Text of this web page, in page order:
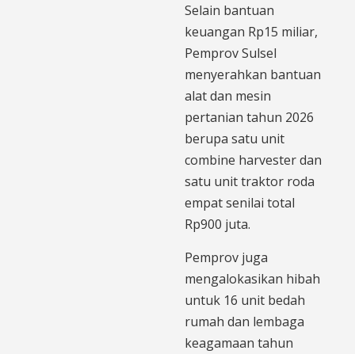
Selain bantuan
keuangan Rp15 miliar,
Pemprov Sulsel
menyerahkan bantuan
alat dan mesin
pertanian tahun 2026
berupa satu unit
combine harvester dan
satu unit traktor roda
empat senilai total
Rp900 juta.
Pemprov juga
mengalokasikan hibah
untuk 16 unit bedah
rumah dan lembaga
keagamaan tahun